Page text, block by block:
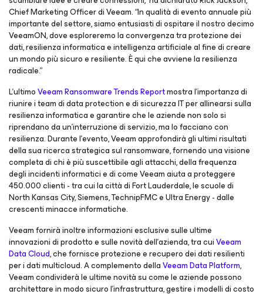
Chief Marketing Officer di Veeam. “In qualità di evento annuale più
importante del settore, siamo entusiasti di ospitare il nostro decimo
VeeamON, dove esploreremo la convergenza tra protezione dei
dati, resilienza informatica e intelligenza artificiale al fine di creare
un mondo più sicuro e resiliente. È qui che avviene la resilienza
radicale.”
L'ultimoVeeam Ransomware Trends Reportmostra l'importanza di
riunire i team di data protection e di sicurezza IT per allinearsi sulla
resilienza informatica e garantire che le aziende non solo si
riprendano da un'interruzione di servizio, ma lo facciano con
resilienza. Durante l'evento, Veeam approfondirà gli ultimi risultati
della sua ricerca strategica sul ransomware, fornendo una visione
completa di chi è più suscettibile agli attacchi, della frequenza
degli incidenti informatici e di come Veeam aiuta a proteggere
450.000 clienti - tra cui la città di Fort Lauderdale, le scuole di
North Kansas City, Siemens, TechnipFMC e Ultra Energy - dalle
crescenti minacce informatiche.
Veeam fornirà inoltre informazioni esclusive sulle ultime
innovazioni di prodotto e sulle novità dell'azienda, tra cuiVeeam
Data Cloud, che fornisce protezione e recupero dei dati resilienti
per i dati multicloud. A complemento dellaVeeam Data Platform,
Veeam condividerà le ultime novità su come le aziende possono
architettare in modo sicuro l'infrastruttura, gestire i modelli di costo